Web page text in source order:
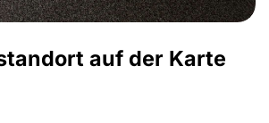
auf der Karte